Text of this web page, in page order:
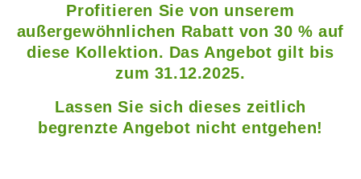
g
o
Profitieren Sie von unserem
außergewöhnlichen Rabatt von 30 % auf
diese Kollektion. Das Angebot gilt bis
zum 31.12.2025.
Lassen Sie sich dieses zeitlich
begrenzte Angebot nicht entgehen!